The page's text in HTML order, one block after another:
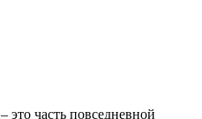
– это часть повседневной